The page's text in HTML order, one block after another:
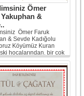
Ömer
&
Ömer Faruk
& Sevde Kadığolu
Köyümüz Kuran
hocalarından, bir çok
yetişmesinde
[Devamı]